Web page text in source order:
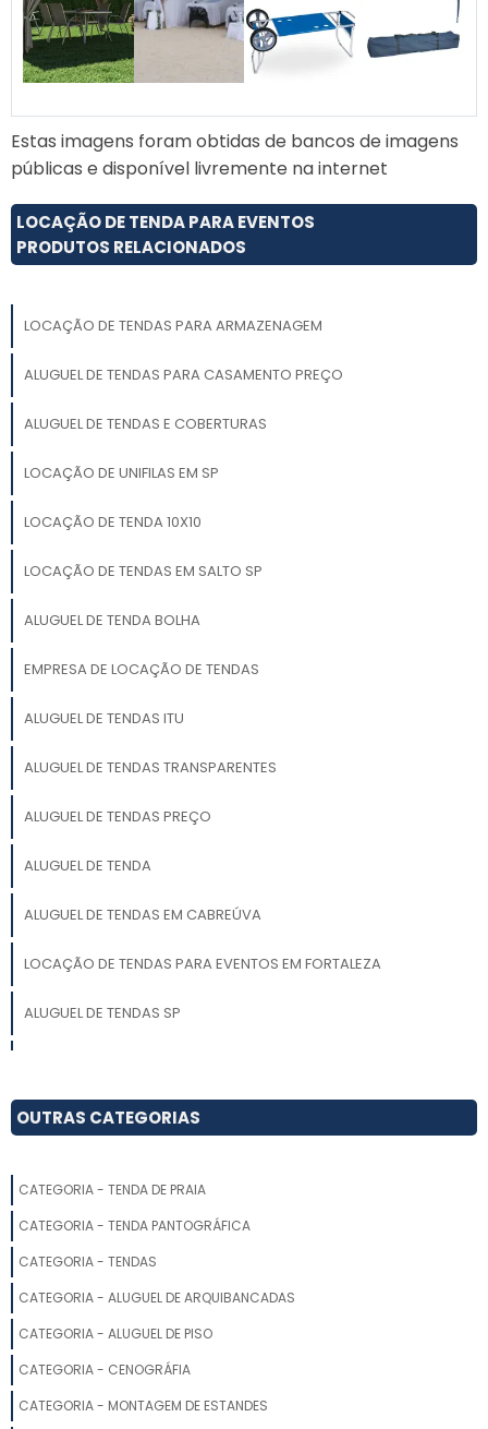
Estas imagens foram obtidas de bancos de imagens
públicas e disponível livremente na internet
LOCAÇÃO DE TENDA PARA EVENTOS
PRODUTOS RELACIONADOS
LOCAÇÃO DE TENDAS PARA ARMAZENAGEM
ALUGUEL DE TENDAS PARA CASAMENTO PREÇO
ALUGUEL DE TENDAS E COBERTURAS
LOCAÇÃO DE UNIFILAS EM SP
LOCAÇÃO DE TENDA 10X10
LOCAÇÃO DE TENDAS EM SALTO SP
ALUGUEL DE TENDA BOLHA
EMPRESA DE LOCAÇÃO DE TENDAS
ALUGUEL DE TENDAS ITU
ALUGUEL DE TENDAS TRANSPARENTES
ALUGUEL DE TENDAS PREÇO
ALUGUEL DE TENDA
ALUGUEL DE TENDAS EM CABREÚVA
LOCAÇÃO DE TENDAS PARA EVENTOS EM FORTALEZA
ALUGUEL DE TENDAS SP
LOCAÇÃO DE TENDAS PIRAMIDAL
ALUGAR TENDAS PARA CASAMENTO
ALUGUEL DE TENDAS EM SÃO ROQUE
LOCAÇÃO DE TENDAS SP
LOCAÇÃO DE TENDAS PARA CASAMENTO
OUTRAS CATEGORIAS
CATEGORIA - TENDA DE PRAIA
CATEGORIA - TENDA PANTOGRÁFICA
CATEGORIA - TENDAS
CATEGORIA - ALUGUEL DE ARQUIBANCADAS
CATEGORIA - ALUGUEL DE PISO
CATEGORIA - CENOGRÁFIA
CATEGORIA - MONTAGEM DE ESTANDES